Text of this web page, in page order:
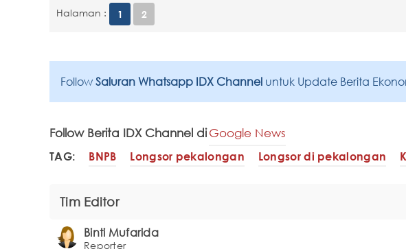
Halaman : 1 2
Follow Saluran Whatsapp IDX Channel untuk Update Berita
Follow Berita IDX Channel diGoogle News
TAG: BNPB Longsor pekalongan Longsor di pekalongan
Tim Editor
Binti Mufarida
Reporter